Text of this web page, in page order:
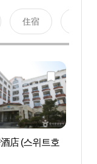
住宿
店 (스위트호